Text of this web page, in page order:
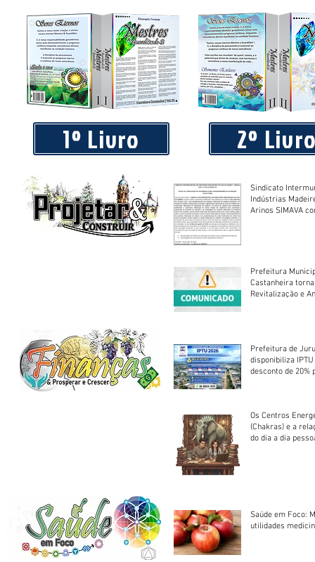
Praça 04 de Julho recebe novos equipamentos de
livre
1º Livro 2º
Sindicato
Indústrias
Arinos SIMAVA convoca à
Prefeitura
Castanheira
Revitalização e
Prefeitura de
disponibiliza
desconto de 20%
Os Centros
(Chakras) e a
do dia a dia
Saúde em Foco:
utilidades